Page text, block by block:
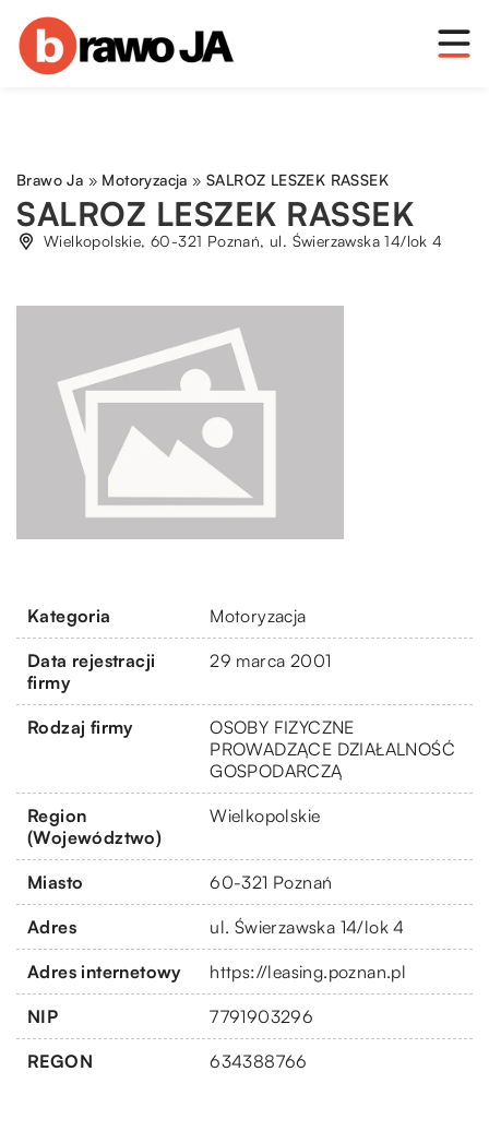
Brawo Ja » Motoryzacja »SALROZ LESZEK RASSEK
SALROZ LESZEK RASSEK
Wielkopolskie, 60-321 Poznań, ul. Świerzawska 14/lok 4
Kategoria Motoryzacja
Data rejestracji
firmy
29 marca 2001
Rodzaj firmy
OSOBY FIZYCZNE
PROWADZĄCE DZIAŁALNOŚĆ
GOSPODARCZĄ
Region
(Województwo)
Wielkopolskie
Miasto 60-321 Poznań
Adres ul. Świerzawska 14/lok 4
Adres internetowy https://leasing.poznan.pl
NIP 7791903296
REGON 634388766